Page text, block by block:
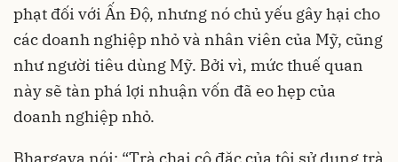
phạt đối với Ấn Độ, nhưng nó chủ yếu gây hại cho
các doanh nghiệp nhỏ và nhân viên của Mỹ, cũng
như người tiêu dùng Mỹ. Bởi vì, mức thuế quan
này sẽ tàn phá lợi nhuận vốn đã eo hẹp của
doanh nghiệp nhỏ.